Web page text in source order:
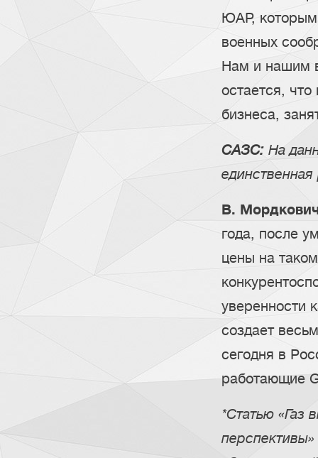
ЮАР, которым
военных
Нам и нашим
остается,
бизнеса,
САЗС: На
В.
года, после
цены на
уверенности
создает
сегодня в
работающие
*Статью «Газ